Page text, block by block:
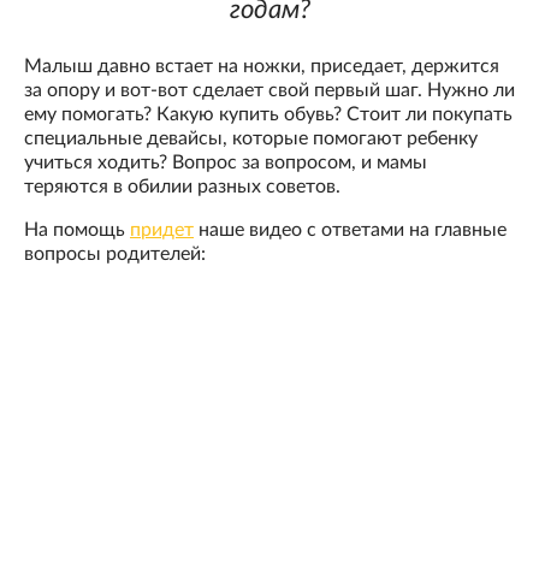
годам?
Малыш давно встает на ножки, приседает, держится
за опору и вот-вот сделает свой первый шаг. Нужно ли
ему помогать? Какую купить обувь? Стоит ли покупать
специальные девайсы, которые помогают ребенку
учиться ходить? Вопрос за вопросом, и мамы
теряются в обилии разных советов.
На помощь придет наше видео с ответами на главные
вопросы родителей: